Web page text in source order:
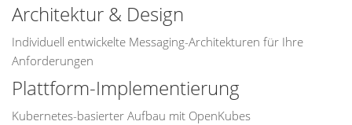
Architektur & Design
Individuell entwickelte Messaging-Architekturen für Ihre
Anforderungen
Plattform-Implementierung
Kubernetes-basierter Aufbau mit OpenKubes